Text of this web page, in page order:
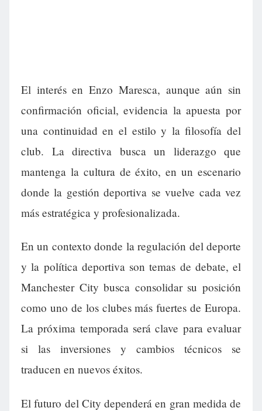
El interés en Enzo Maresca, aunque aún sin
confirmación oficial, evidencia la apuesta por
una continuidad en el estilo y la filosofía del
club. La directiva busca un liderazgo que
mantenga la cultura de éxito, en un escenario
donde la gestión deportiva se vuelve cada vez
más estratégica y profesionalizada.
En un contexto donde la regulación del deporte
y la política deportiva son temas de debate, el
Manchester City busca consolidar su posición
como uno de los clubes más fuertes de Europa.
La próxima temporada será clave para evaluar
si las inversiones y cambios técnicos se
traducen en nuevos éxitos.
El futuro del City dependerá en gran medida de